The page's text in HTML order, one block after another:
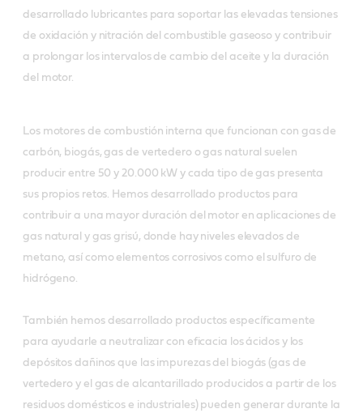
desarrollado lubricantes para soportar las elevadas tensiones
de oxidación y nitración del combustible gaseoso y contribuir
a prolongar los intervalos de cambio del aceite y la duración
del motor.
Los motores de combustión interna que funcionan con gas de
carbón, biogás, gas de vertedero o gas natural suelen
producir entre 50 y 20.000 kW y cada tipo de gas presenta
sus propios retos. Hemos desarrollado productos para
contribuir a una mayor duración del motor en aplicaciones de
gas natural y gas grisú, donde hay niveles elevados de
metano, así como elementos corrosivos como el sulfuro de
hidrógeno.
También hemos desarrollado productos específicamente
para ayudarle a neutralizar con eficacia los ácidos y los
depósitos dañinos que las impurezas del biogás (gas de
vertedero y el gas de alcantarillado producidos a partir de los
residuos domésticos e industriales) pueden generar durante la